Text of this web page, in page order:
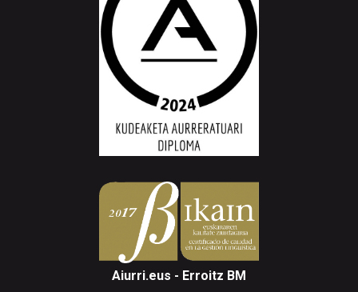
Aiurri.eus - Erroitz BM